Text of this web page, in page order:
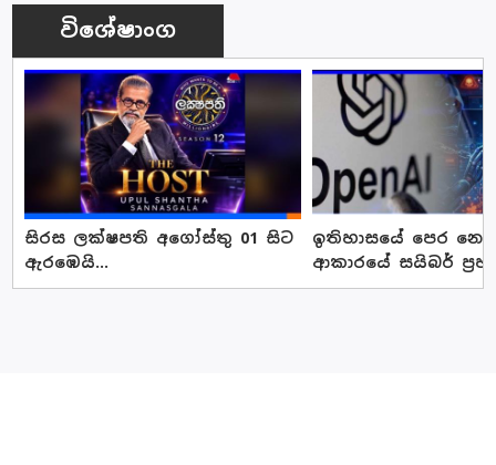
විශේෂාංග
සිරස ලක්ෂපති අගෝස්තු 01 සිට
ඇරඹෙයි...
ඉතිහාසයේ පෙර
ආකාරයේ සයිබර්